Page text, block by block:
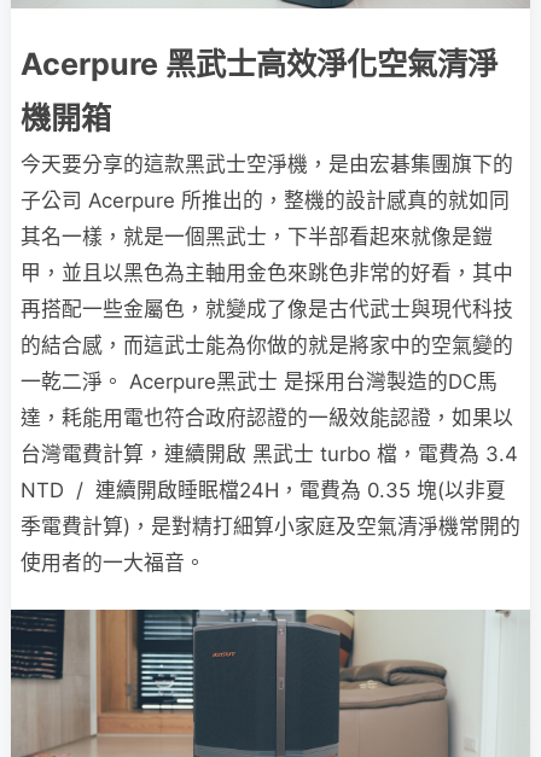
Acerpure 黑武士高效淨化空氣清淨
機開箱
今天要分享的這款黑武士空淨機，是由宏碁集團旗下的
子公司 Acerpure 所推出的，整機的設計感真的就如同
其名一樣，就是一個黑武士，下半部看起來就像是鎧
甲，並且以黑色為主軸用金色來跳色非常的好看，其中
再搭配一些金屬色，就變成了像是古代武士與現代科技
的結合感，而這武士能為你做的就是將家中的空氣變的
一乾二淨。 Acerpure黑武士 是採用台灣製造的DC馬
達，耗能用電也符合政府認證的一級效能認證，如果以
台灣電費計算，連續開啟 黑武士 turbo 檔，電費為 3.4
NTD / 連續開啟睡眠檔24H，電費為 0.35 塊(以非夏
季電費計算)，是對精打細算小家庭及空氣清淨機常開的
使用者的一大福音。